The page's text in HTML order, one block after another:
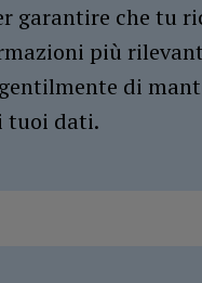
garantire che tu
più
di
tuoi dati.